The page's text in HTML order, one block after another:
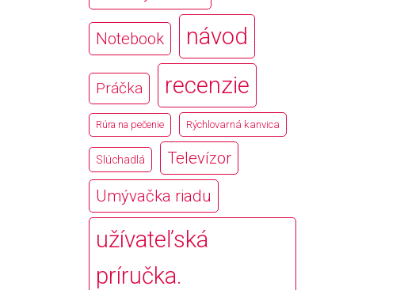
Notebook návod
Práčka recenzie
Rúra na pečenie Rýchlovarná kanvica
Slúchadlá
Televízor
Umývačka riadu
užívateľská
príručka.